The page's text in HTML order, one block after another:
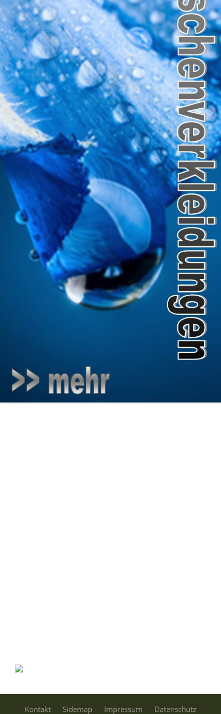
Kontakt Sidemap Impressum Datenschutz